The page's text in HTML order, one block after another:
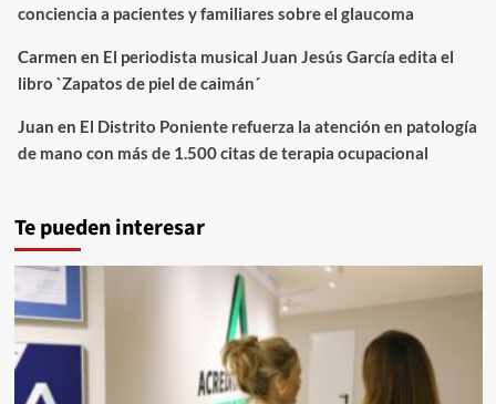
conciencia a pacientes y familiares sobre el glaucoma
Carmen en El periodista musical Juan Jesús García edita el
libro `Zapatos de piel de caimán´
Juan en El Distrito Poniente refuerza la atención en patología
de mano con más de 1.500 citas de terapia ocupacional
Te pueden interesar